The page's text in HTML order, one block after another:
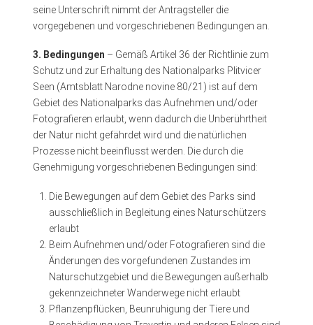
seine Unterschrift nimmt der Antragsteller die
vorgegebenen und vorgeschriebenen Bedingungen an.
3. Bedingungen – Gemäß Artikel 36 der Richtlinie zum
Schutz und zur Erhaltung des Nationalparks Plitvicer
Seen (Amtsblatt Narodne novine 80/21) ist auf dem
Gebiet des Nationalparks das Aufnehmen und/oder
Fotografieren erlaubt, wenn dadurch die Unberührtheit
der Natur nicht gefährdet wird und die natürlichen
Prozesse nicht beeinflusst werden. Die durch die
Genehmigung vorgeschriebenen Bedingungen sind:
Die Bewegungen auf dem Gebiet des Parks sind
ausschließlich in Begleitung eines Naturschützers
erlaubt
Beim Aufnehmen und/oder Fotografieren sind die
Änderungen des vorgefundenen Zustandes im
Naturschutzgebiet und die Bewegungen außerhalb
gekennzeichneter Wanderwege nicht erlaubt
Pflanzenpflücken, Beunruhigung der Tiere und